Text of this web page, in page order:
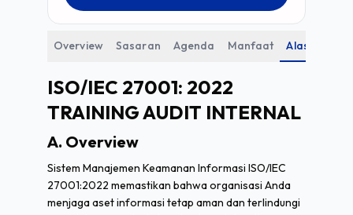
Overview Sasaran Agenda Manfaat Alasan
ISO/IEC 27001: 2022
TRAINING AUDIT INTERNAL
A. Overview
Sistem Manajemen Keamanan Informasi ISO/IEC
27001:2022 memastikan bahwa organisasi Anda
menjaga aset informasi tetap aman dan terlindungi